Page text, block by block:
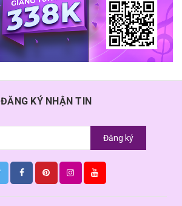
ĐĂNG KÝ NHẬN TIN
Đăng ký